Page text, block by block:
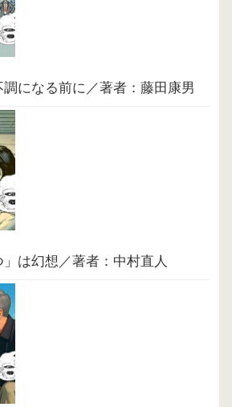
になる前に／著者：藤田康男
」は幻想／著者：中村直人